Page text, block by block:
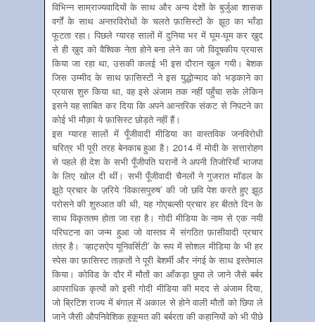
विभिन्न साम्राज्यवादियों के साथ और अन्य देशों के बुर्जुआ शासक
वर्गों के साथ अन्तरविरोधों के चलते फ़ासिस्टों के झूठ का भाँडा
फूटता रहा। पिछले ग्यारह सालों में दुनिया भर में घूम-घूम कर ख़ुद
से ही ख़ुद को वैश्विक नेता होने बना लेने का जो विदूषकीय प्रयास
किया जा रहा था, उसकी कलई भी इस दौरान खुल गयी। बेशक
जिस उम्मीद के साथ फ़ासिस्टों ने इस युद्धोन्माद को भड़काने का
प्रयास शुरु किया था, वह इसे अंजाम तक नहीं पहुँचा सके लेकिन
इसने यह साबित कर दिया कि अपने आन्तरिक संकट से निपटने का
कोई भी मौक़ा ये फ़ासिस्ट छोड़ते नहीं हैं।
इस ग्यारह सालों में पूँजीवादी मीडिया का वास्तविक जनविरोधी
चरित्र भी पूरी तरह बेनकाब हुआ है। 2014 में मोदी के सत्तारोहण
से पहले ही देश के सभी पूँजीपति घरानों ने अपनी तिजोरियाँ भाजपा
के लिए खोल दी थीं। सभी पूँजीवादी चैनलों ने गुजरात मॉडल के
झूठे प्रचार के ज़रिये ‘विकासपुरुष’ की जो छवि पेश करते हुए झूठ
परोसने की शुरुआत की थी, यह गोएबल्सी प्रचार हर बीतते दिन के
साथ विकृततम होता जा रहा है। गोदी मीडिया के नाम से एक नयी
परिघटना का जन्म हुआ जो वास्तव में संगठित फ़ासीवादी प्रचार
तंत्र है। ‘व्हाट्सऐप यूनिवर्सिटी’ के रूप में सोशल मीडिया के भी हर
स्पेस का फ़ासिस्ट ताक़तों ने पूरी बेशर्मी और नंगई के साथ इस्तेमाल
किया। कोविड के दौर में मौतों का आँकड़ा छुपा ले जाने जैसे बर्बर
आपराधिक कृत्यों को इसी गोदी मीडिया की मदद से अंजाम दिया,
जो ब्रिटिश राज्य में बंगाल में अकाल से होने वाली मौतों को छिपा ले
जाने जैसी औपनिवेशिक हुक़ूमत की बर्बरता की कहानियों को भी पीछे